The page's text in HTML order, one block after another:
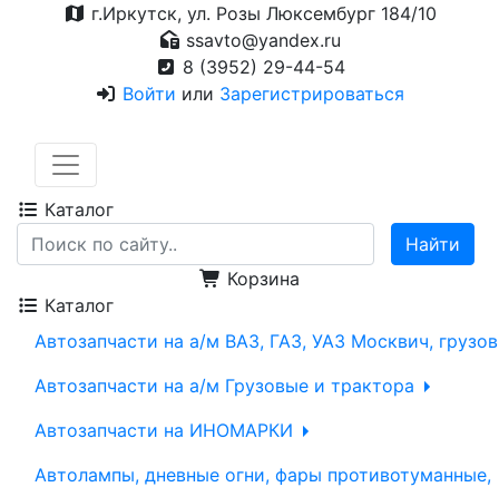
г.Иркутск, ул. Розы Люксембург 184/10
ssavto@yandex.ru
8 (3952) 29-44-54
Войти или Зарегистрироваться
Каталог
Корзина
Каталог
Автозапчасти на а/м ВАЗ, ГАЗ, УАЗ Москвич,
Автозапчасти на а/м Грузовые и трактора
Автозапчасти на ИНОМАРКИ
Автолампы, дневные огни, фары противотуманные,